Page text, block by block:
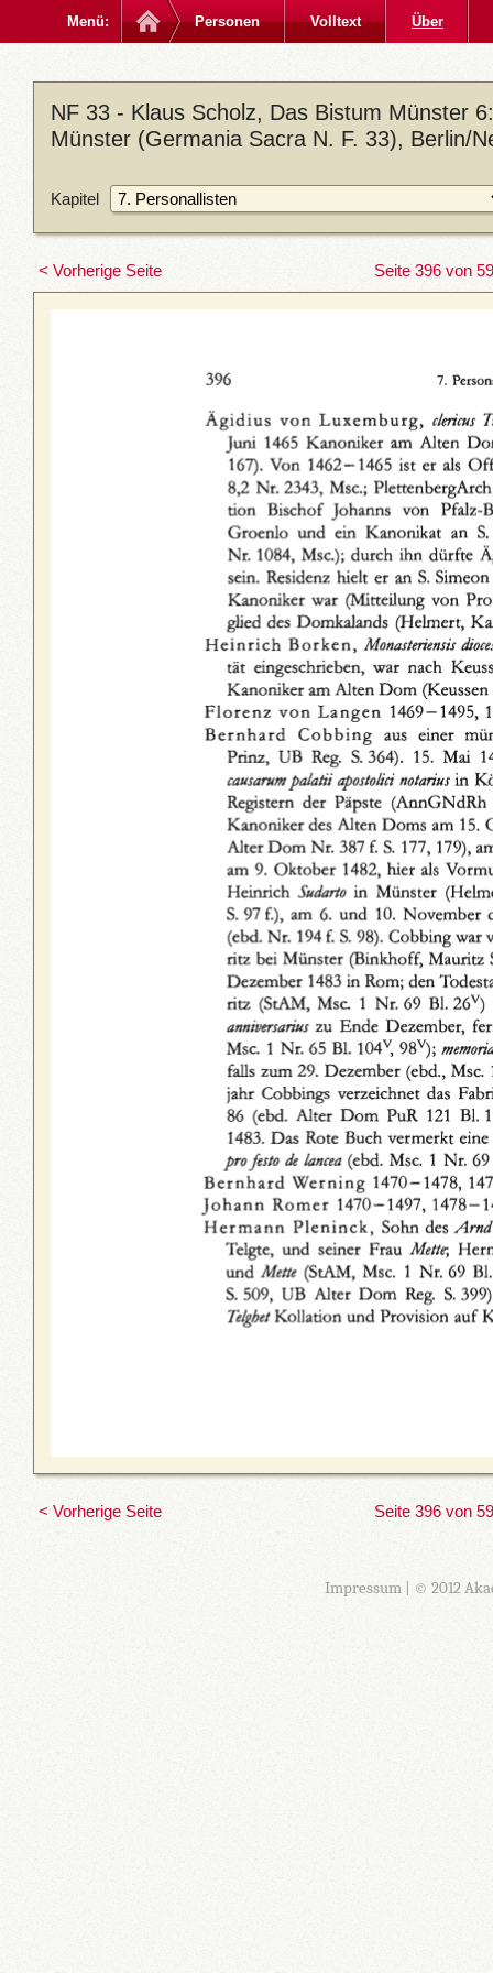
Menü: Personen Volltext Über
NF 33 - Klaus Scholz, Das Bistum Münster
Münster (Germania Sacra N. F. 33), Berlin/
Kapitel
< Vorherige Seite Seite 396 von
< Vorherige Seite Seite 396 von
Impressum| © 2012